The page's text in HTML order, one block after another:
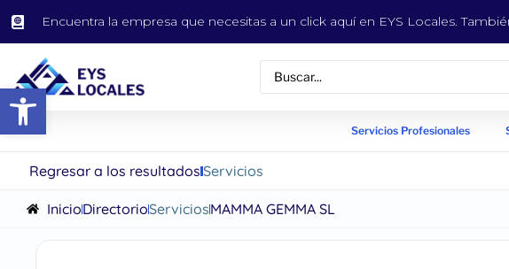
Abrir barra de herramientas
Encuentra la empresa que necesitas a un click aquí en EYS Locales.
Servicios Profesionales
Regresar a los resultadosServicios
InicioDirectorioServiciosMAMMA GEMMA SL